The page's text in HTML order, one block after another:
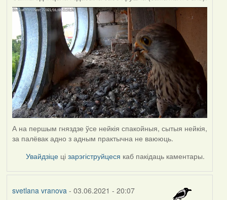
А на першым гняздзе ўсе нейкія спакойныя, сытыя нейкія,
за палёвак адно з адным практычна не ваююць.
Увайдзіце цізарэгіструйцеся каб пакідаць каментары.
svetlana vranova- 03.06.2021 - 20:07